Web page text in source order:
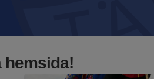
hemsida!